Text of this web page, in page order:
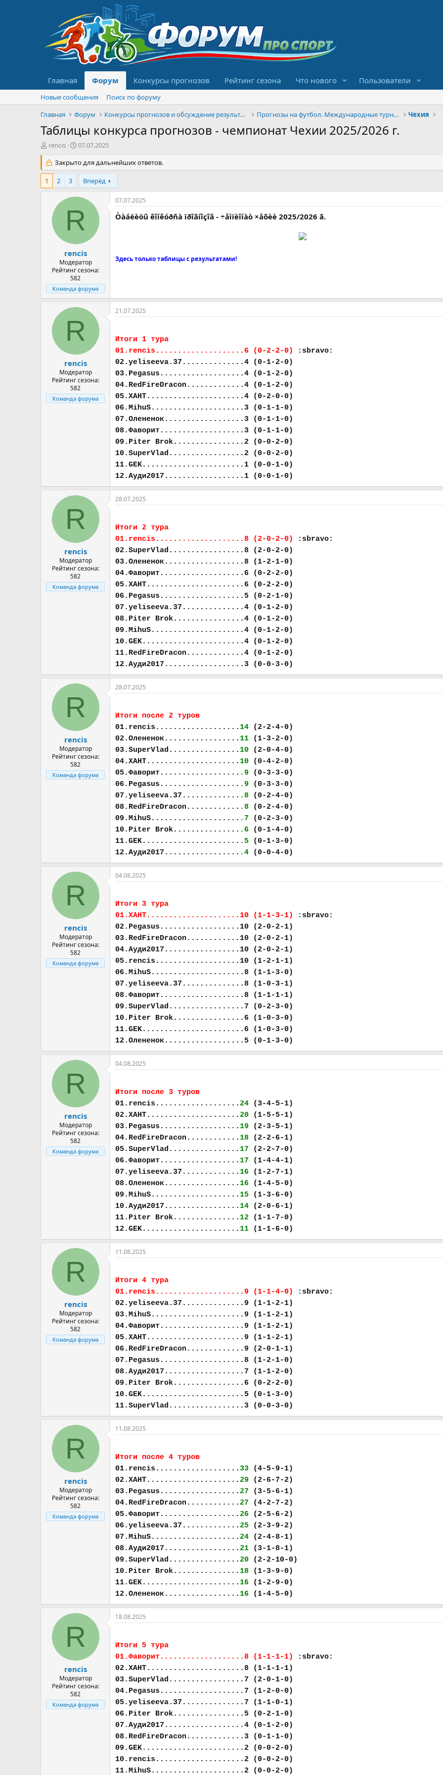
Главная Форум Конкурсы прогнозов Рейтинг сезона Что нового Пользователи
Новые сообщения
Поиск по форуму
Главная
Форум Конкурсы прогнозов и обсуждение результатов Прогнозы на футбол. Международные турниры Чехия
Таблицы конкурса прогнозов - чемпионат Чехии 2025/2026 г.
А
т
о
т
ы
rencis
Д
т
а
а
ч
л
а
07.07.2025
Закрыто для дальнейших ответов.
1 2 3 Вперёд
R
rencis
Модератор
Рейтинг сезона:
582
Команда форума
07.07.2025
Òàáëèöû êîíêóðñà ïðîãíîçîâ - ÷åìïèîíàò ×åõèè 2025/2026 ã.
Здесь только таблицы с результатами!
R
rencis
Модератор
Рейтинг сезона:
582
Команда форума
21.07.2025
Итоги 1 тура
01.rencis....................6 (0-2-2-0)
:sbravo:
02.yeliseeva.37..............4 (0-1-2-0)
03.Pegasus...................4 (0-1-2-0)
04.RedFireDracon.............4 (0-1-2-0)
05.ХАНТ......................4 (0-2-0-0)
06.MihuS.....................3 (0-1-1-0)
07.Олененок..................3 (0-1-1-0)
08.Фаворит...................3 (0-1-1-0)
09.Piter Brok................2 (0-0-2-0)
10.SuperVlad.................2 (0-0-2-0)
11.GEK.......................1 (0-0-1-0)
12.Ауди2017..................1 (0-0-1-0)
R
rencis
Модератор
Рейтинг сезона:
582
Команда форума
28.07.2025
Итоги 2 тура
01.rencis....................8 (2-0-2-0)
:sbravo:
02.SuperVlad.................8 (2-0-2-0)
03.Олененок..................8 (1-2-1-0)
04.Фаворит...................6 (0-2-2-0)
05.ХАНТ......................6 (0-2-2-0)
06.Pegasus...................5 (0-2-1-0)
07.yeliseeva.37..............4 (0-1-2-0)
08.Piter Brok................4 (0-1-2-0)
09.MihuS.....................4 (0-1-2-0)
10.GEK.......................4 (0-1-2-0)
11.RedFireDracon.............4 (0-1-2-0)
12.Ауди2017..................3 (0-0-3-0)
R
rencis
Модератор
Рейтинг сезона:
582
Команда форума
28.07.2025
Итоги после 2 туров
01.rencis................... 14 (2-2-4-0)
02.Олененок................. 11 (1-3-2-0)
03.SuperVlad................ 10 (2-0-4-0)
04.ХАНТ..................... 10 (0-4-2-0)
05.Фаворит.................. .9 (0-3-3-0)
06.Pegasus.................. .9 (0-3-3-0)
07.yeliseeva.37............. .8 (0-2-4-0)
08.RedFireDracon............ .8 (0-2-4-0)
09.MihuS.................... .7 (0-2-3-0)
10.Piter Brok............... .6 (0-1-4-0)
11.GEK...................... .5 (0-1-3-0)
12.Ауди2017................. .4 (0-0-4-0)
R
rencis
Модератор
Рейтинг сезона:
582
Команда форума
04.08.2025
Итоги 3 тура
01.ХАНТ.....................10 (1-1-3-1)
:sbravo:
02.Pegasus..................10 (2-0-2-1)
03.RedFireDracon............10 (2-0-2-1)
04.Ауди2017.................10 (2-0-2-1)
05.rencis...................10 (1-2-1-1)
06.MihuS.....................8 (1-1-3-0)
07.yeliseeva.37..............8 (1-0-3-1)
08.Фаворит...................8 (1-1-1-1)
09.SuperVlad.................7 (0-2-3-0)
10.Piter Brok................6 (1-0-3-0)
11.GEK.......................6 (1-0-3-0)
12.Олененок..................5 (0-1-3-0)
R
rencis
Модератор
Рейтинг сезона:
582
Команда форума
04.08.2025
Итоги после 3 туров
01.rencis...................24 (3-4-5-1)
02.ХАНТ.....................20 (1-5-5-1)
03.Pegasus.................. 19 (2-3-5-1)
04.RedFireDracon............ 18 (2-2-6-1)
05.SuperVlad................ 17 (2-2-7-0)
06.Фаворит.................. 17 (1-4-4-1)
07.yeliseeva.37............. 16 (1-2-7-1)
08.Олененок................. 16 (1-4-5-0)
09.MihuS.................... 15 (1-3-6-0)
10.Ауди2017................. 14 (2-0-6-1)
11.Piter Brok............... 12 (1-1-7-0)
12.GEK...................... 11 (1-1-6-0)
R
rencis
Модератор
Рейтинг сезона:
582
Команда форума
11.08.2025
Итоги 4 тура
01.rencis....................9 (1-1-4-0)
:sbravo:
02.yeliseeva.37..............9 (1-1-2-1)
03.MihuS.....................9 (1-1-2-1)
04.Фаворит...................9 (1-1-2-1)
05.ХАНТ......................9 (1-1-2-1)
06.RedFireDracon.............9 (2-0-1-1)
07.Pegasus...................8 (1-2-1-0)
08.Ауди2017..................7 (1-1-2-0)
09.Piter Brok................6 (0-2-2-0)
10.GEK.......................5 (0-1-3-0)
11.SuperVlad.................3 (0-0-3-0)
R
rencis
Модератор
Рейтинг сезона:
582
Команда форума
11.08.2025
Итоги после 4 туров
01.rencis...................33 (4-5-9-1)
02.ХАНТ.....................29 (2-6-7-2)
03.Pegasus..................27 (3-5-6-1)
04.RedFireDracon............27 (4-2-7-2)
05.Фаворит..................26 (2-5-6-2)
06.yeliseeva.37.............25 (2-3-9-2)
07.MihuS....................24 (2-4-8-1)
08.Ауди2017.................21 (3-1-8-1)
09.SuperVlad................20 (2-2-10-0)
10.Piter Brok............... 18 (1-3-9-0)
11.GEK...................... 16 (1-2-9-0)
12.Олененок................. 16 (1-4-5-0)
R
rencis
Модератор
Рейтинг сезона:
582
Команда форума
18.08.2025
Итоги 5 тура
01.Фаворит...................8 (1-1-1-1)
:sbravo:
02.ХАНТ......................8 (1-1-1-1)
03.SuperVlad.................7 (2-0-1-0)
04.Pegasus...................7 (1-2-0-0)
05.yeliseeva.37..............7 (1-1-0-1)
06.Piter Brok................5 (0-2-1-0)
07.Ауди2017..................4 (0-1-2-0)
08.RedFireDracon.............3 (0-1-1-0)
09.GEK.......................2 (0-0-2-0)
10.rencis....................2 (0-0-2-0)
11.MihuS.....................2 (0-0-2-0)